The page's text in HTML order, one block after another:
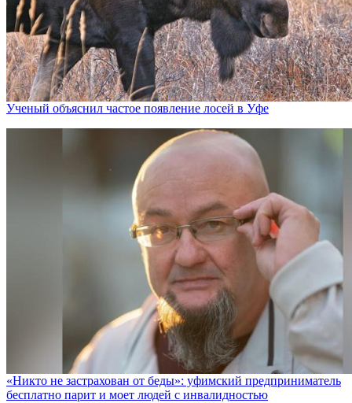
Ученый объяснил частое появление лосей в Уфе
«Никто не заcтрахован от беды»: уфимский предприниматель
бесплатно парит и моет людей с инвалидностью